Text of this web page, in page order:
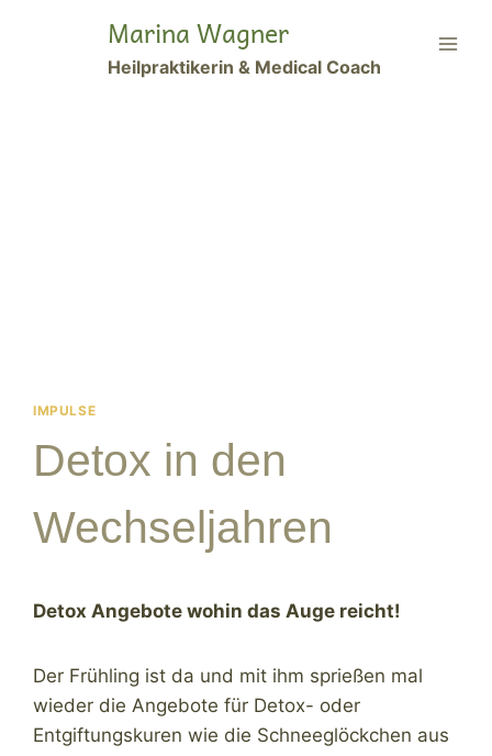
Marina Wagner
Heilpraktikerin & Medical Coach
IMPULSE
Detox in den
Wechseljahren
Detox Angebote wohin das Auge reicht!
Der Frühling ist da und mit ihm sprießen mal
wieder die Angebote für Detox- oder
Entgiftungskuren wie die Schneeglöckchen aus